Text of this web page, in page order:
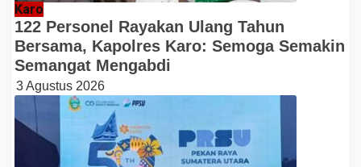
Karo
122 Personel Rayakan Ulang Tahun
Bersama, Kapolres Karo: Semoga Semakin
Semangat Mengabdi
3 Agustus 2026